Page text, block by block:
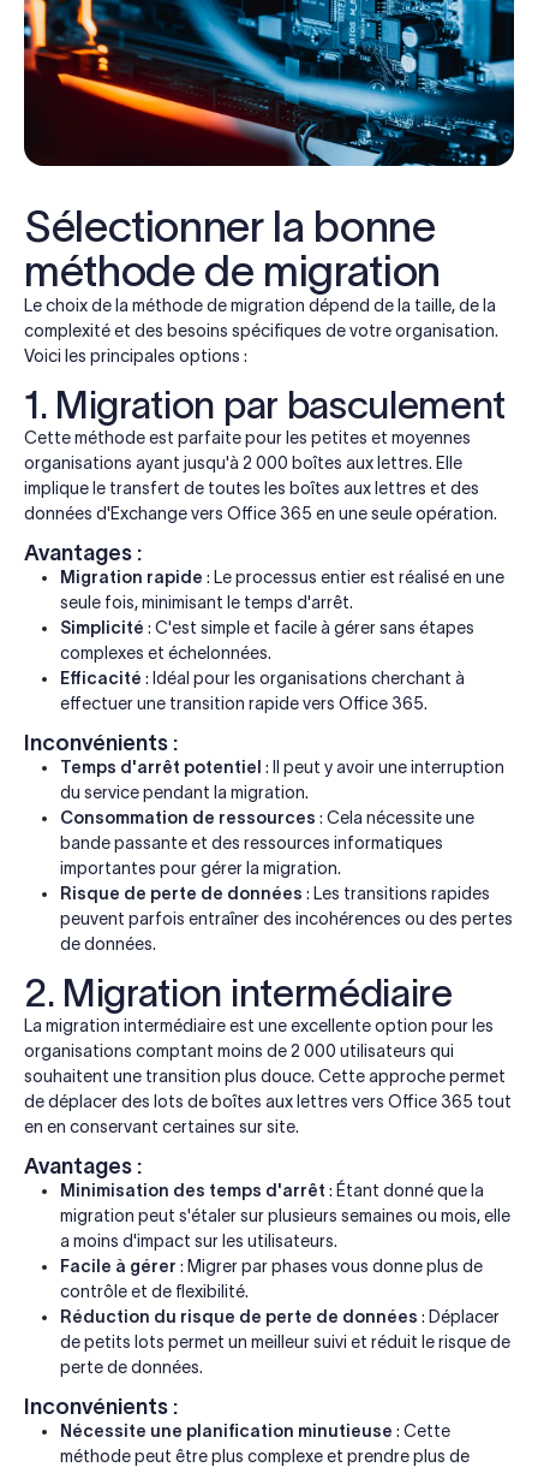
Sélectionner la bonne
méthode de migration
Le choix de la méthode de migration dépend de la taille, de la
complexité et des besoins spécifiques de votre organisation.
Voici les principales options :
1. Migration par basculement
Cette méthode est parfaite pour les petites et moyennes
organisations ayant jusqu'à 2 000 boîtes aux lettres. Elle
implique le transfert de toutes les boîtes aux lettres et des
données d'Exchange vers Office 365 en une seule opération.
Avantages :
Migration rapide : Le processus entier est réalisé en une
seule fois, minimisant le temps d'arrêt.
Simplicité : C'est simple et facile à gérer sans étapes
complexes et échelonnées.
Efficacité : Idéal pour les organisations cherchant à
effectuer une transition rapide vers Office 365.
Inconvénients :
Temps d'arrêt potentiel : Il peut y avoir une interruption
du service pendant la migration.
Consommation de ressources : Cela nécessite une
bande passante et des ressources informatiques
importantes pour gérer la migration.
Risque de perte de données : Les transitions rapides
peuvent parfois entraîner des incohérences ou des pertes
de données.
2. Migration intermédiaire
La migration intermédiaire est une excellente option pour les
organisations comptant moins de 2 000 utilisateurs qui
souhaitent une transition plus douce. Cette approche permet
de déplacer des lots de boîtes aux lettres vers Office 365 tout
en en conservant certaines sur site.
Avantages :
Minimisation des temps d'arrêt : Étant donné que la
migration peut s'étaler sur plusieurs semaines ou mois, elle
a moins d'impact sur les utilisateurs.
Facile à gérer : Migrer par phases vous donne plus de
contrôle et de flexibilité.
Réduction du risque de perte de données : Déplacer
de petits lots permet un meilleur suivi et réduit le risque de
perte de données.
Inconvénients :
Nécessite une planification minutieuse : Cette
méthode peut être plus complexe et prendre plus de